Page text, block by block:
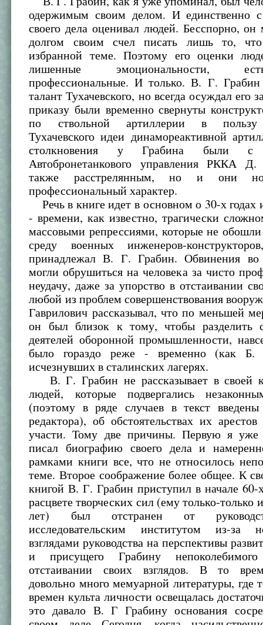
одержимым своим делом. И единственно
своего дела оценивал людей. Бесспорно, он
долгом своим счел писать лишь то,
избранной теме. Поэтому его оценки
лишенные эмоциональности,
профессиональные. И только. В. Г.
талант Тухачевского, но всегда осуждал его
приказу были временно свернуты
по ствольной артиллерии в пользу
Тухачевского идеи динамореактивной
столкновения у Грабина были с
Автобронетанкового управления РККА
также расстрелянным, но и они
профессиональный характер.
Речь в книге идет в основном о 30-х годах
- времени, как известно, трагически
массовыми репрессиями, которые не
среду военных инженеров-
принадлежал В. Г. Грабин. Обвинения во
могли обрушиться на человека за чисто
неудачу, даже за упорство в отстаивании
любой из проблем совершенствования
Гаврилович рассказывал, что по меньшей
он был близок к тому, чтобы разделить
деятелей оборонной промышленности,
было гораздо реже - временно (как Б.
исчезнувших в сталинских лагерях.
В. Г. Грабин не рассказывает в своей
людей, которые подвергались
(поэтому в ряде случаев в текст
редактора), об обстоятельствах их
участи. Тому две причины. Первую я
писал биографию своего дела и
рамками книги все, что не относилось
теме. Второе соображение более общее. К
книгой В. Г. Грабин приступил в начале 60-
расцвете творческих сил (ему только-только
лет) был отстранен от
исследовательским институтом из-за
взглядами руководства на перспективы
и присущего Грабину
отстаивании своих взглядов. В то
довольно много мемуарной литературы, где
времен культа личности освещалась
это давало В. Г Грабину основания